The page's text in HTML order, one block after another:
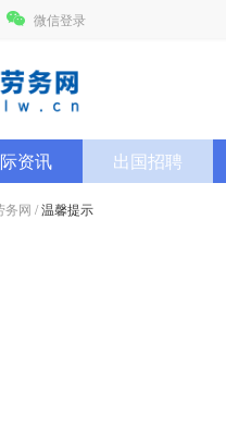
微信登录
资讯 出国招聘
务网 /温馨提示